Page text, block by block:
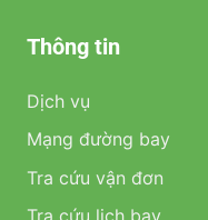
Thông tin
Dịch vụ
Mạng đường bay
Tra cứu vận đơn